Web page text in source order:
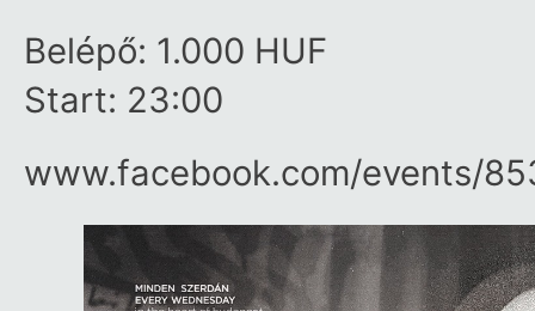
Belépő: 1.000 HUF
Start: 23:00
www.facebook.com/​events/​